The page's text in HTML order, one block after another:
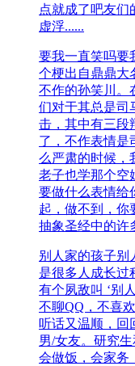
点就成了吧友们
虚浮......
要我一直笑吗要
个梗出自鼎鼎大
不作的孙笑川。
们对于其总是司
击，其中有三
了，不作表情是
么严肃的时候，
老子也学那个空
要做什么表情给
起，做不到，你
抽象圣经中的许
别人家的孩子别
是很多人成长过
有个夙敌叫 ‘别
不聊QQ，不喜
听话又温顺，回
男/女友。研究
会做饭，会家务